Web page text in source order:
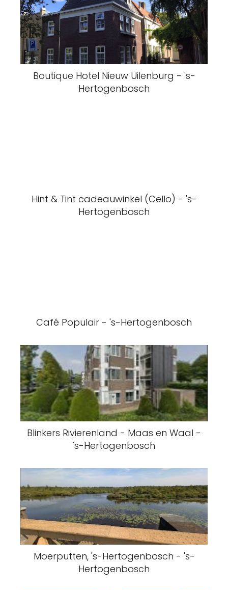
Boutique Hotel Nieuw Uilenburg - 's-
Hertogenbosch
Hint & Tint cadeauwinkel (Cello) - 's-
Hertogenbosch
Café Populair - 's-Hertogenbosch
Blinkers Rivierenland - Maas en Waal -
's-Hertogenbosch
Moerputten, 's-Hertogenbosch - 's-
Hertogenbosch